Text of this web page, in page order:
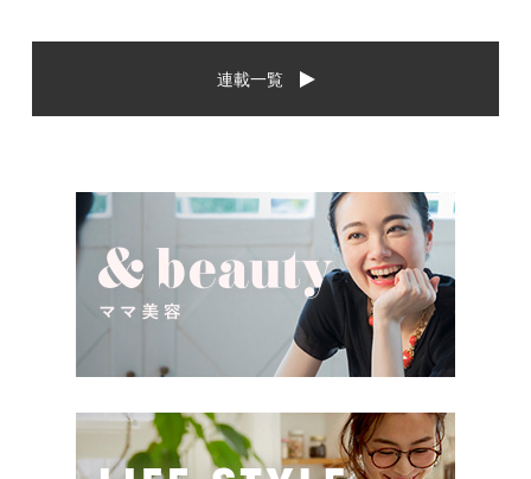
の気持ちを込めて贈るものだ
いし、たくさん使ってもらえ
るものをプレゼントしたい。
た場合、今現在のお祝いの相
んなものなのでしょうか。ま
た、出産祝いに関して気をつ
連載一覧